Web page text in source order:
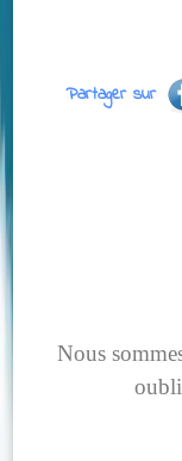
Partager sur
Nous